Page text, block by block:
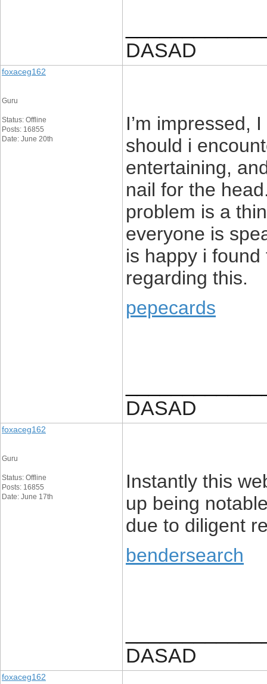
DASAD
foxaceg162
Guru
Status: Offline
Posts: 16855
Date: June 20th
I’m impressed,
should i
entertaining,
nail for the
problem is a
everyone is
is happy i
regarding this.
pepecards
DASAD
foxaceg162
Guru
Status: Offline
Posts: 16855
Date: June 17th
Instantly this
up being
due to diligent
bendersearch
DASAD
foxaceg162